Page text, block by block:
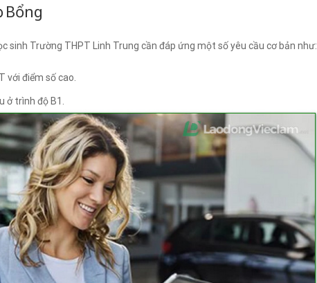
Bổng
sinh Trường THPT Linh Trung cần đáp ứng một số yêu cầu cơ bản như:
với điểm số cao.
ở trình độ B1.